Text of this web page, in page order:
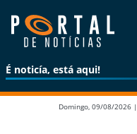
É noticía, está aqui!
Domingo, 09/08/2026 |